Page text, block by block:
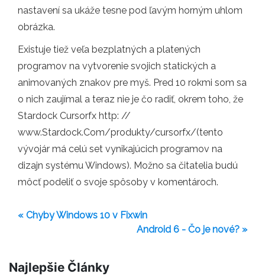
nastavení sa ukáže tesne pod ľavým horným uhlom
obrázka.
Existuje tiež veľa bezplatných a platených
programov na vytvorenie svojich statických a
animovaných znakov pre myš. Pred 10 rokmi som sa
o nich zaujímal a teraz nie je čo radiť, okrem toho, že
Stardock Cursorfx http: //
www.Stardock.Com/produkty/cursorfx/(tento
vývojár má celú set vynikajúcich programov na
dizajn systému Windows). Možno sa čitatelia budú
môcť podeliť o svoje spôsoby v komentároch.
« Chyby Windows 10 v Fixwin
Android 6 - Čo je nové? »
Najlepšie Články